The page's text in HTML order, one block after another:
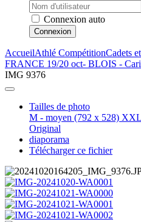
Connexion auto
Connexion
AccueilAthlé CompétitionCadets
FRANCE 19/20 oct- BLOIS -
IMG 9376
Tailles de photo
M - moyen (792 x 528)
Original
diaporama
Télécharger ce fichier